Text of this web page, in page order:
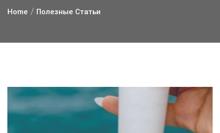
Home Полезные Статьи